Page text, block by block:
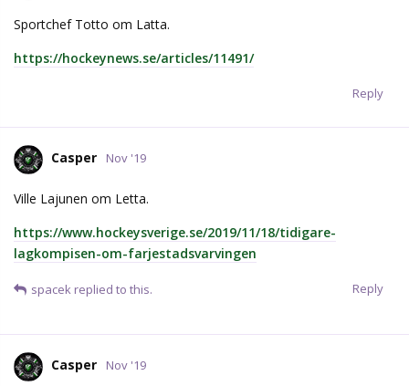
Sportchef Totto om Latta.
https://hockeynews.se/articles/11491/
Reply
Casper Nov '19
Ville Lajunen om Letta.
https://www.hockeysverige.se/2019/11/18/tidigare-
lagkompisen-om-farjestadsvarvingen
Reply
spacek replied to this.
Casper Nov '19